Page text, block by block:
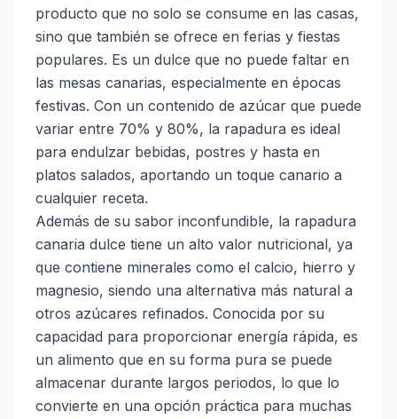
producto que no solo se consume en las casas,
sino que también se ofrece en ferias y fiestas
populares. Es un dulce que no puede faltar en
las mesas canarias, especialmente en épocas
festivas. Con un contenido de azúcar que puede
variar entre 70% y 80%, la rapadura es ideal
para endulzar bebidas, postres y hasta en
platos salados, aportando un toque canario a
cualquier receta.
Además de su sabor inconfundible, la rapadura
canaria dulce tiene un alto valor nutricional, ya
que contiene minerales como el calcio, hierro y
magnesio, siendo una alternativa más natural a
otros azúcares refinados. Conocida por su
capacidad para proporcionar energía rápida, es
un alimento que en su forma pura se puede
almacenar durante largos periodos, lo que lo
convierte en una opción práctica para muchas